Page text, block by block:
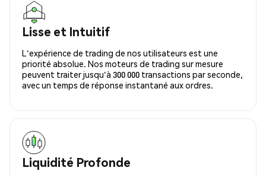
Lisse et Intuitif
L'expérience de trading de nos utilisateurs est une
priorité absolue. Nos moteurs de trading sur mesure
peuvent traiter jusqu'à 300 000 transactions par seconde,
avec un temps de réponse instantané aux ordres.
Liquidité Profonde